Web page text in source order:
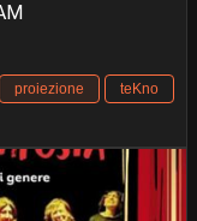
proiezione
teKno